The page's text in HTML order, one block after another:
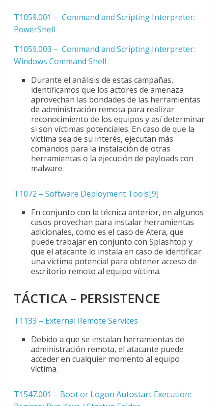
T1059.001 – Command and Scripting Interpreter:
PowerShell
T1059.003 – Command and Scripting Interpreter:
Windows Command Shell
Durante el análisis de estas campañas,
identificamos que los actores de amenaza
aprovechan las bondades de las herramientas
de administración remota para realizar
reconocimiento de los equipos y así determinar
si son víctimas potenciales. En caso de que la
víctima sea de su interés, ejecutan más
comandos para la instalación de otras
herramientas o la ejecución de payloads con
malware.
T1072 – Software Deployment Tools[9]
En conjunto con la técnica anterior, en algunos
casos provechan para instalar herramientas
adicionales, como es el caso de Atera, que
puede trabajar en conjunto con Splashtop y
que el atacante lo instala en caso de identificar
una víctima potencial para obtener acceso de
escritorio remoto al equipo víctima.
TÁCTICA – PERSISTENCE
T1133 – External Remote Services
Debido a que se instalan herramientas de
administración remota, el atacante puede
acceder en cualquier momento al equipo
víctima.
T1547.001 – Boot or Logon Autostart Execution: